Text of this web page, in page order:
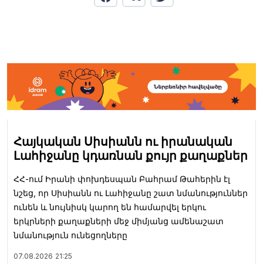
Հայկական Սիսիանն ու իրանական
Լահիջանը կդառնան քույր քաղաքներ
ՀՀ-ում Իրանի փոխդեսպան Բահրամ Թահերին էլ
նշեց, որ Սիսիանն ու Լահիջանը շատ նմանություններ
ունեն և նույնիսկ կարող են համարվել երկու
երկրների քաղաքների մեջ միմյանց ամենաշատ
նմանություն ունեցողները
07.08.2026 21:25